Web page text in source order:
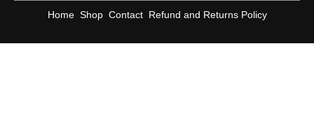
Home Shop Contact Refund and Returns Policy